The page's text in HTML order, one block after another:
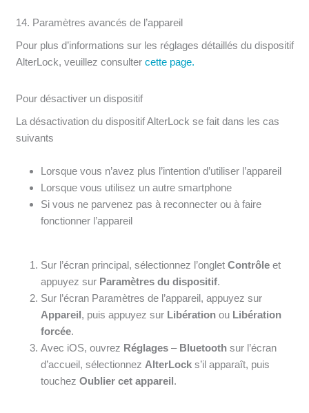
14. Paramètres avancés de l’appareil
Pour plus d’informations sur les réglages détaillés du dispositif
AlterLock, veuillez consulter cette page.
Pour désactiver un dispositif
La désactivation du dispositif AlterLock se fait dans les cas
suivants
Lorsque vous n’avez plus l’intention d’utiliser l’appareil
Lorsque vous utilisez un autre smartphone
Si vous ne parvenez pas à reconnecter ou à faire
fonctionner l’appareil
Sur l’écran principal, sélectionnez l’onglet Contrôleet
appuyez sur Paramètres du dispositif.
Sur l’écran Paramètres de l’appareil, appuyez sur
Appareil, puis appuyez sur Libérationou Libération
forcée.
Avec iOS, ouvrez Réglages– Bluetoothsur l’écran
d’accueil, sélectionnez AlterLocks’il apparaît, puis
touchez Oublier cet appareil.